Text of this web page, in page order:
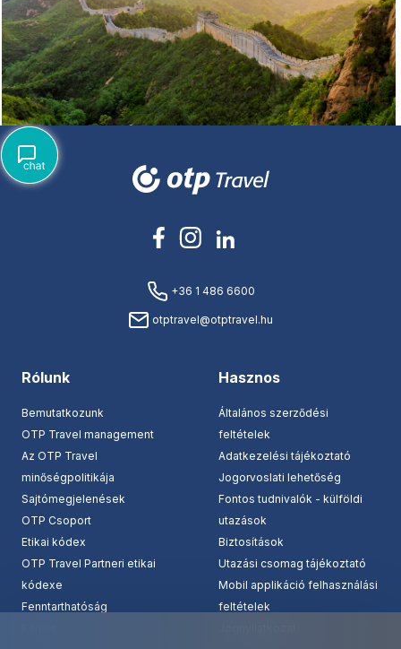
+36 1 486 6600
otptravel@otptravel.hu
Rólunk
Bemutatkozunk
OTP Travel management
Az OTP Travel
minőségpolitikája
Sajtómegjelenések
OTP Csoport
Etikai kódex
OTP Travel Partneri etikai
kódexe
Fenntarthatóság
Hasznos
Általános szerződési
feltételek
Adatkezelési tájékoztató
Jogorvoslati lehetőség
Fontos tudnivalók - külföldi
utazások
Biztosítások
Utazási csomag tájékoztató
Mobil applikáció felhasználási
feltételek